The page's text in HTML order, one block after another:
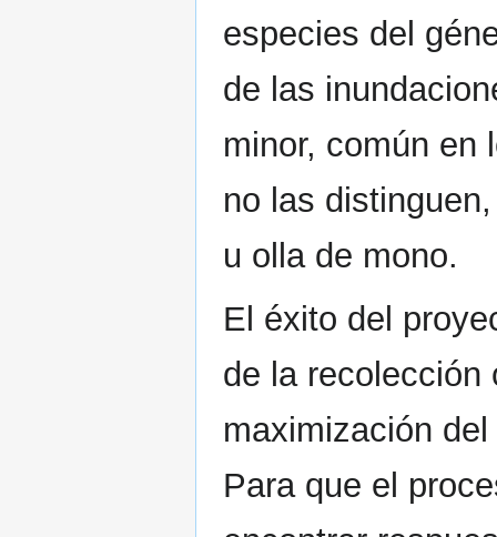
especies del
de las
minor, común en
no las
u olla de mono.
El éxito del
de la recolección
maximización
Para que el